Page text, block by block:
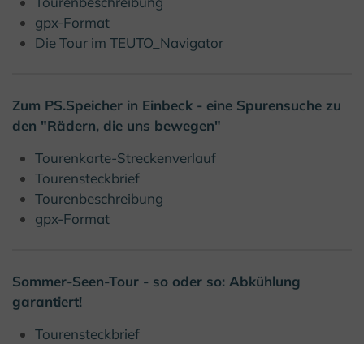
gpx-Format
Die Tour im TEUTO_Navigator
Zum PS.Speicher in Einbeck - eine Spurensuche zu
den "Rädern, die uns bewegen"
Tourenkarte-Streckenverlauf
Tourensteckbrief
Tourenbeschreibung
gpx-Format
Sommer-Seen-Tour - so oder so: Abkühlung
garantiert!
Tourensteckbrief